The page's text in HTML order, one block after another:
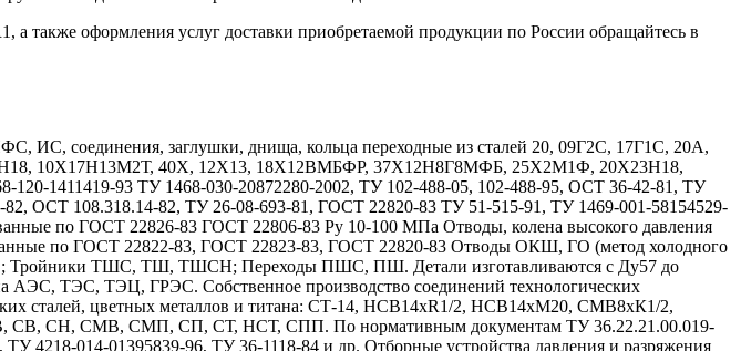
также оформления услуг доставки приобретаемой продукции по России обращайтесь в
соединения, заглушки, днища, кольца переходные из сталей 20, 09Г2С, 17Г1С, 20А,
10Х17Н13М2Т, 40Х, 12Х13, 18Х12ВМБФР, 37Х12Н8Г8МФБ, 25Х2М1Ф, 20Х23Н18,
1411419-93 ТУ 1468-030-20872280-2002, ТУ 102-488-05, 102-488-95, ОСТ 36-42-81, ТУ
ОСТ 108.318.14-82, ТУ 26-08-693-81, ГОСТ 22820-83 ТУ 51-515-91, ТУ 1469-001-58154529-
по ГОСТ 22826-83 ГОСТ 22806-83 Ру 10-100 МПа Отводы, колена высокого давления
по ГОСТ 22822-83, ГОСТ 22823-83, ГОСТ 22820-83 Отводы ОКШ, ГО (метод холодного
Тройники ТШС, ТШ, ТШСН; Переходы ПШС, ПШ. Детали изготавливаются с Ду57 до
АЭС, ТЭС, ТЭЦ, ГРЭС. Собственное производство соединений технологических
сталей, цветных металлов и титана: СТ-14, НСВ14хR1/2, НСВ14хМ20, СМВ8хК1/2,
СН, СМВ, СМП, СП, СТ, НСТ, СПП. По нормативным документам ТУ 36.22.21.00.019-
4218-014-01395839-96, ТУ 36-1118-84 и др. Отборные устройства давления и разряжения